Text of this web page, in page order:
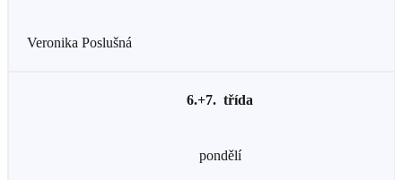
Veronika Poslušná
6.+7. třída
pondělí